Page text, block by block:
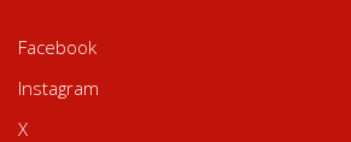
Facebook
Instagram
X